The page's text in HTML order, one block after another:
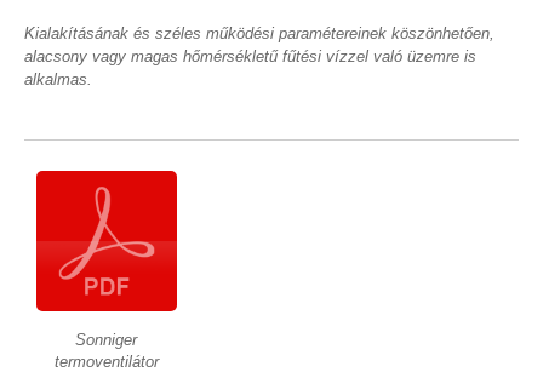
Kialakításának és széles működési paramétereinek köszönhetően,
alacsony vagy magas hőmérsékletű fűtési vízzel való üzemre is
alkalmas.
Sonniger
termoventilátor